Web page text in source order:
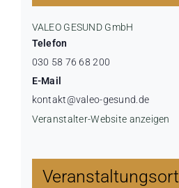
VALEO GESUND GmbH
Telefon
030 58 76 68 200
E-Mail
kontakt@valeo-gesund.de
Veranstalter-Website anzeigen
Veranstaltungsort